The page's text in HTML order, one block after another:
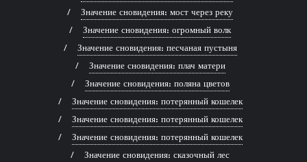
Значение сновидения: мост через реку
Значение сновидения: огромный волк
Значение сновидения: песчаная пустыня
Значение сновидения: плач матери
Значение сновидения: поляна цветов
Значение сновидения: потерянный кошелек
Значение сновидения: потерянный кошелек
Значение сновидения: потерянный кошелек
Значение сновидения: сказочный лес